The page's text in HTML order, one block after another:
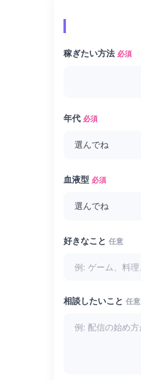
稼ぎたい方法 必須
年代 必須
血液型 必須
好きなこと 任意
相談したいこと 任意